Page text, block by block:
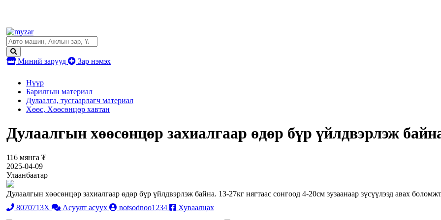
Миний зарууд Зар нэмэх
Нүүр
Барилгын материал
Дулаалга, тусгаарлагч материал
Хөөс, Хөөсөнцөр хавтан
Дулаалгын хөөсөнцөр захиалгаар өдөр бүр үйлдвэрлэж
116 мянга ₮
2025-04-09
Улаанбаатар
Дулаалгын хөөсөнцөр захиалгаар өдөр бүр үйлдвэрлэж байна. 13-27кг нягтаас сонгоод 4-20см зузаанаар зүсүүлээд авах
8070713X
Асуулт асуух notsodnoo1234 Хуваалцах